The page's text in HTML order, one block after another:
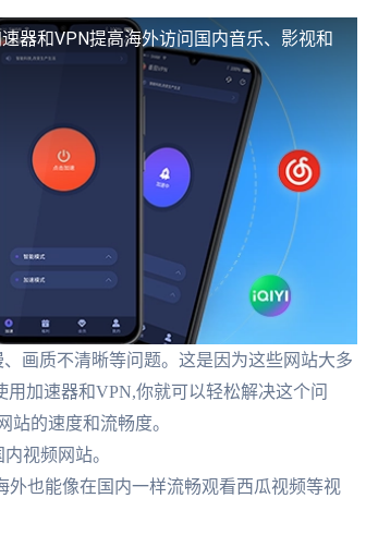
器和VPN提高海外访问国内音乐、影视和
画质不清晰等问题。这是因为这些网站大多
加速器和VPN,你就可以轻松解决这个问
站的速度和流畅度。
视频网站。
外也能像在国内一样流畅观看西瓜视频等视